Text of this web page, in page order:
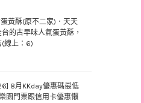
黃酥(原不二家)．天天
的古早味人氣蛋黃酥，
(線上：6)
8月KKday優惠碼最低
園門票跟信用卡優惠懶